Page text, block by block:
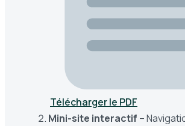
Télécharger le PDF
Mini-site interactif –